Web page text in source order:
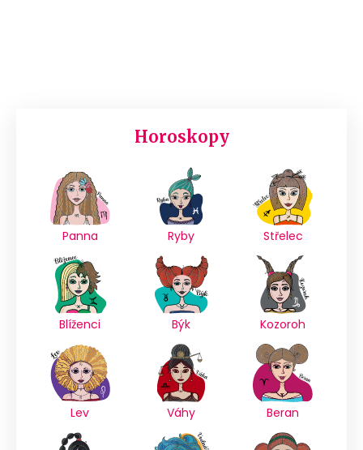
Horoskopy
Panna Ryby Střelec
Blíženci Býk Kozoroh
Lev Váhy Beran